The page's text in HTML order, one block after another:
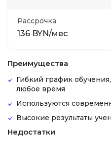
Рассрочка
136 BYN/мес
Преимущества
Гибкий график
любое время
Используются
Высокие результаты
Недостатки